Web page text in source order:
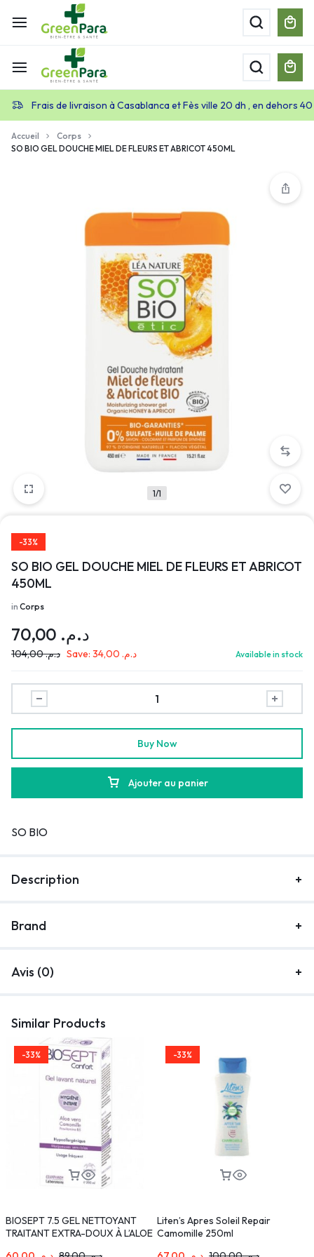
Frais de livraison à Casablanca et Fès ville 20 dh , en dehors
Accueil
Corps
SO BIO GEL DOUCHE MIEL DE FLEURS ET ABRICOT 450ML
1/1
-33%
SO BIO GEL DOUCHE MIEL DE FLEURS ET ABRICOT
450ML
in Corps
د.م.
د.م.104,00 Save: د.م. Available in stock
Ajouter au panier
Buy Now
SO BIO
Description
Brand
Avis (0)
Similar Products
-33%
BIOSEPT 7.5 GEL NETTOYANT
TRAITANT EXTRA-DOUX À L’ALOE
-33%
Liten’s Apres Soleil Repair
Camomille 250ml